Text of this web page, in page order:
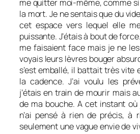
me quitter moi-même, comme
la mort. Je ne sentais que du
cet espace vers lequel elle
puissante. J’étais à bout de
me faisaient face mais je ne
voyais leurs lèvres bouger
s’est emballé, il battait très vite
la cadence. J’ai voulu les
j’étais en train de mourir mais
de ma bouche. A cet instant où
n’ai pensé à rien de précis, à
seulement une vague envie de